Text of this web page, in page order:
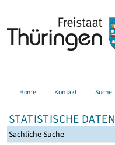
Home Kontakt Suche
STATISTISCHE DATEN
Sachliche Suche